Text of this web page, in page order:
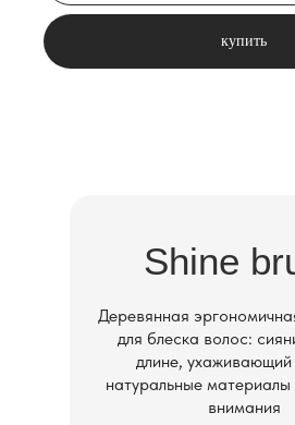
купить
Shine
Деревянная
для блеска волос:
длине, ухаживающий
натуральные
внимания